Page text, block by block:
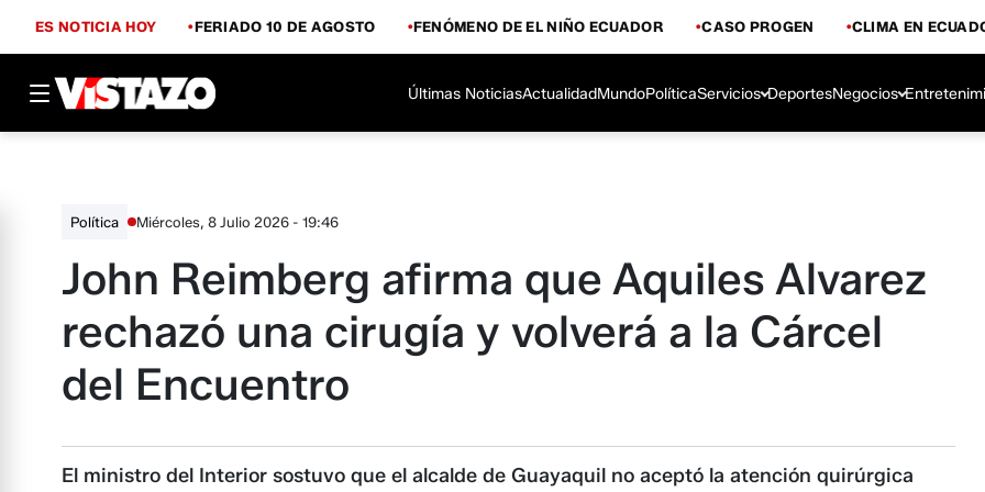
ES NOTICIA HOY FERIADO 10 DE AGOSTO FENÓMENO DE EL NIÑO ECUADOR CASO PROGEN CLIMA EN
Últimas NoticiasActualidadMundoPolíticaServicios DeportesNegocios
Política Miércoles, 8 Julio 2026 - 19:46
John Reimberg afirma que Aquiles Alvarez
rechazó una cirugía y volverá a la Cárcel
del Encuentro
El ministro del Interior sostuvo que el alcalde de Guayaquil no aceptó la atención quirúrgica